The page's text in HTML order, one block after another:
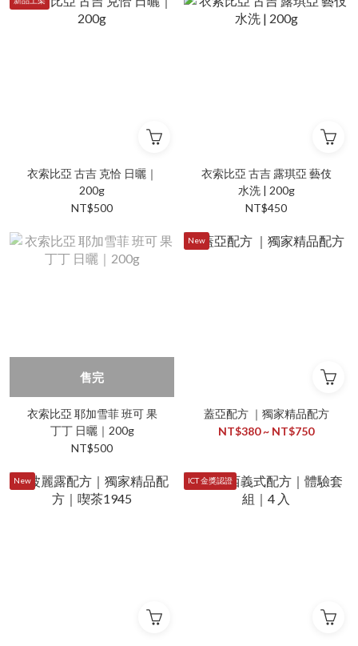
衣索比亞 古吉 克恰 日曬｜
200g
NT$500
衣索比亞 古吉 露琪亞 藝伎
水洗 | 200g
NT$450
售完
衣索比亞 耶加雪菲 班可 果
丁丁 日曬｜200g
NT$500
New
蓋亞配方 ｜獨家精品配方
NT$380 ~ NT$750
New ICT 金獎認證